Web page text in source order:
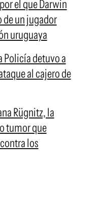
el que Darwin
de un jugador
uruguaya
Policía detuvo a
al cajero de
Rügnitz, la
tumor que
los